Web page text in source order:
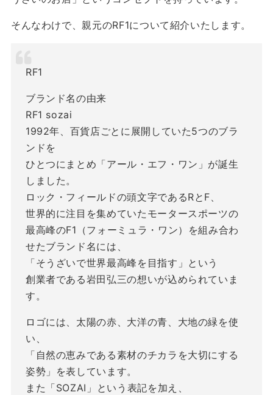
そんなわけで、親元のRF1について紹介いたします。
RF1
ブランド名の由来
RF1 sozai
1992年、百貨店ごとに展開していた5つのブラ
ンドを
ひとつにまとめ「アール・エフ・ワン」が誕生
しました。
ロック・フィールドの頭文字であるRとF、
世界的に注目を集めていたモータースポーツの
最高峰のF1（フォーミュラ・ワン）を組み合わ
せたブランド名には、
「そうざいで世界最高峰を目指す」という
創業者である岩田弘三の想いが込められていま
す。
ロゴには、太陽の赤、大洋の青、大地の緑を使
い、
「自然の恵みである素材のチカラを大切にする
姿勢」を表しています。
また「SOZAI」という表記を加え、